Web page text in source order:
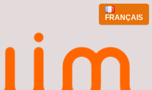
FRANÇAIS